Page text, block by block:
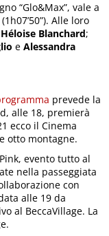
“Glo&Max”, vale a
(1h07’50”). Alle loro
Héloise Blanchard;
eAlessandra
prevede la
alle 18, premierà
ecco il Cinema
otto montagne.
evento tutto al
nella passeggiata
con
alle 19 da
al BeccaVillage. La